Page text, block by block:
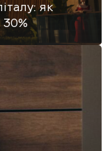
як